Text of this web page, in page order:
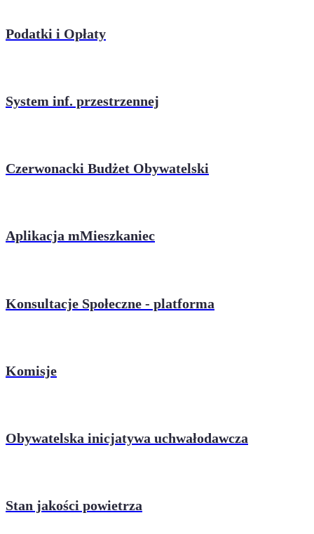
Podatki i Opłaty
System inf. przestrzennej
Czerwonacki Budżet Obywatelski
Aplikacja mMieszkaniec
Konsultacje Społeczne - platforma
Komisje
Obywatelska inicjatywa uchwałodawcza
Stan jakości powietrza